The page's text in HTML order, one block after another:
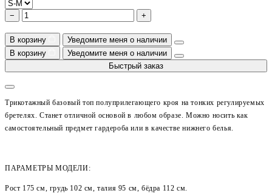
− +
В корзину
Уведомите меня о наличии
В корзину
Уведомите меня о наличии
Быстрый заказ
Трикотажный базовый топ полуприлегающего кроя на тонких регулируемых
бретелях. Станет отличной основой в любом образе. Можно носить как
самостоятельный предмет гардероба или в качестве нижнего белья.
ПАРАМЕТРЫ МОДЕЛИ:
Рост 175 см, грудь 102 см, талия 95 см, бёдра 112 см.